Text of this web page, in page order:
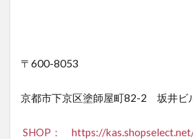
〒600-8053
京都市下京区塗師屋町82-2 坂井ビ
SHOP： https://